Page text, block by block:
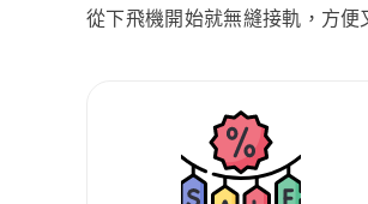
從下飛機開始就無縫接軌，方便